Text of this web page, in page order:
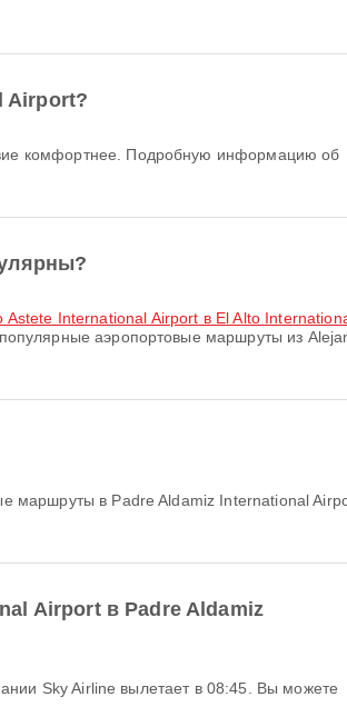
Airport?
Astete International Airport в El Alto
аэропортовые маршруты из
маршруты в Padre Aldamiz International
Airport в Padre Aldamiz